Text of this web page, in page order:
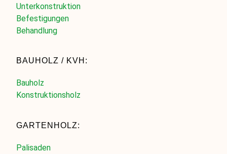
Unterkonstruktion
Befestigungen
Behandlung
BAUHOLZ / KVH:
Bauholz
Konstruktionsholz
GARTENHOLZ:
Palisaden